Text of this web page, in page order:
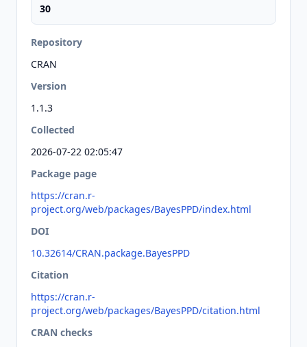
30
Repository
CRAN
Version
1.1.3
Collected
2026-07-22 02:05:47
Package page
https://cran.r-
project.org/web/packages/BayesPPD/index.html
DOI
10.32614/CRAN.package.BayesPPD
Citation
https://cran.r-
project.org/web/packages/BayesPPD/citation.html
CRAN checks